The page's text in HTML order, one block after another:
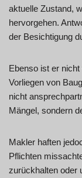
aktuelle Zustand,
hervorgehen.
der Besichtigung
Ebenso ist er
Vorliegen von
nicht
Mängel, sondern
Makler haften
Pflichten
zurückhalten oder